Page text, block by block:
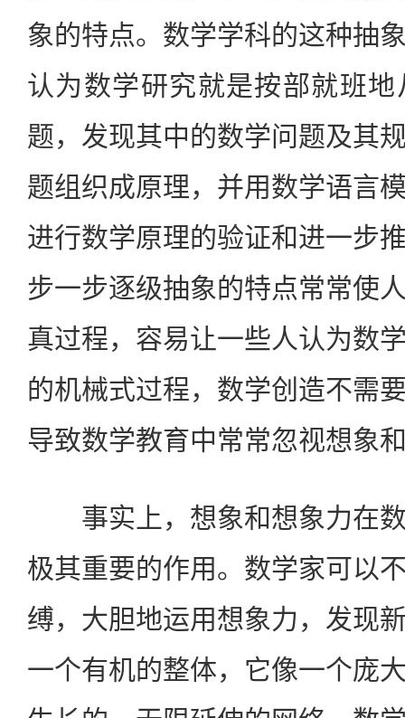
象的特点。数学学科的这种抽
认为数学研究就是按部就班
题，发现其中的数学问题及其
题组织成原理，并用数学语言
进行数学原理的验证和进一步
步一步逐级抽象的特点常常使
真过程，容易让一些人认为数
的机械式过程，数学创造不需
导致数学教育中常常忽视想象
事实上，想象和想象力在数
极其重要的作用。数学家可以
缚，大胆地运用想象力，发现
一个有机的整体，它像一个庞